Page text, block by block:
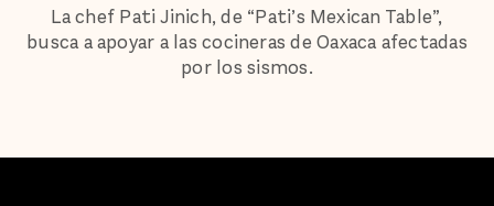
La chef Pati Jinich, de “Pati’s Mexican Table”,
busca a apoyar a las cocineras de Oaxaca afectadas
por los sismos.